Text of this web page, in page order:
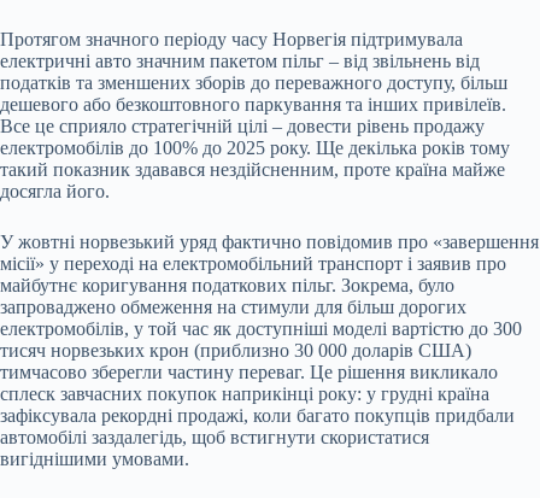
Протягом значного періоду часу Норвегія підтримувала
електричні авто значним пакетом пільг – від звільнень від
податків та зменшених зборів до переважного доступу, більш
дешевого або безкоштовного паркування та інших привілеїв.
Все це сприяло стратегічній цілі – довести рівень продажу
електромобілів до 100% до 2025 року. Ще декілька років тому
такий показник здавався нездійсненним, проте країна майже
досягла його.
У жовтні норвезький уряд фактично повідомив про «завершення
місії» у переході на електромобільний транспорт і заявив про
майбутнє коригування податкових пільг. Зокрема, було
запроваджено обмеження на стимули для більш дорогих
електромобілів, у той час як доступніші моделі вартістю до 300
тисяч норвезьких крон (приблизно 30 000 доларів США)
тимчасово зберегли частину переваг. Це рішення викликало
сплеск завчасних покупок наприкінці року: у грудні країна
зафіксувала рекордні продажі, коли багато покупців придбали
автомобілі заздалегідь, щоб встигнути скористатися
вигіднішими умовами.